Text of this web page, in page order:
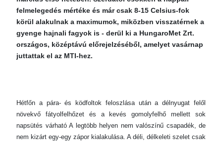
felmelegedés mértéke és már csak 8-15 Celsius-fok
körül alakulnak a maximumok, miközben visszatérnek a
gyenge hajnali fagyok is - derül ki a HungaroMet Zrt.
országos, középtávú előrejelzéséből, amelyet vasárnap
juttattak el az MTI-hez.
Hétfőn a pára- és ködfoltok feloszlása után a délnyugat felől
növekvő fátyolfelhőzet és a kevés gomolyfelhő mellett sok
napsütés várható A legtöbb helyen nem valószínű csapadék, de
nem kizárt egy-egy zápor kialakulása. A déli, délkeleti szelet csak